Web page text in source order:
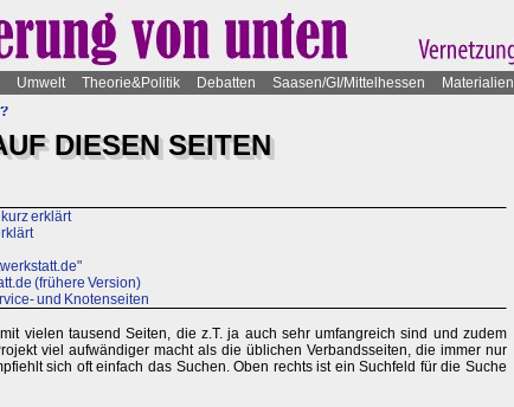
Umwelt Theorie&Politik Debatten Saasen/GI/Mittelhessen Materialien
DIESEN SEITEN
erklärt
(frühere Version)
und Knotenseiten
vielen tausend Seiten, die z.T. ja auch sehr umfangreich sind und zudem
viel aufwändiger macht als die üblichen Verbandsseiten, die immer nur
sich oft einfach das Suchen. Oben rechts ist ein Suchfeld für die Suche